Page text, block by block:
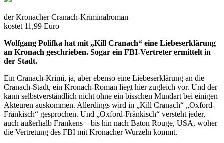
der Kronacher Cranach-Kriminalroman
kostet 11,99 Euro
Wolfgang Polifka hat mit „Kill Cranach“ eine Liebeserklärung
an Kronach geschrieben. Sogar ein FBI-Vertreter ermittelt in
der Stadt.
Ein Cranach-Krimi, ja, aber ebenso eine Liebeserklärung an die
Cranach-Stadt, ein Kronach-Roman liegt hier zugleich vor. Und der
kann selbstverständlich nicht ohne ein bisschen Mundart bei einigen
Akteuren auskommen. Allerdings wird in „Kill Cranach“ „Oxford-
Fränkisch“ gesprochen. Und „Oxford-Fränkisch“ versteht jeder,
auch außerhalb Frankens – bis hin nach Baton Rouge, USA, woher
die Vertretung des FBI mit Kronacher Wurzeln kommt.